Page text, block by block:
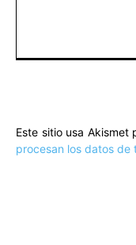
Este sitio usa Akismet
procesan los datos de